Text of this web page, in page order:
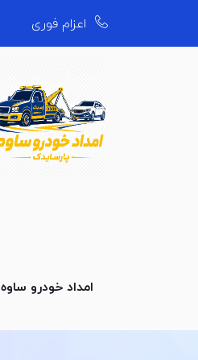
اعزام فوری
امداد خودرو ساوه